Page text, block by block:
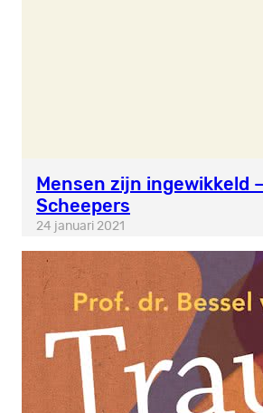
Mensen zijn ingewikkeld
Scheepers
24 januari 2021